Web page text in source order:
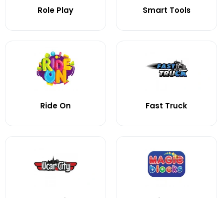
Role Play Smart Tools
Ride On Fast Truck